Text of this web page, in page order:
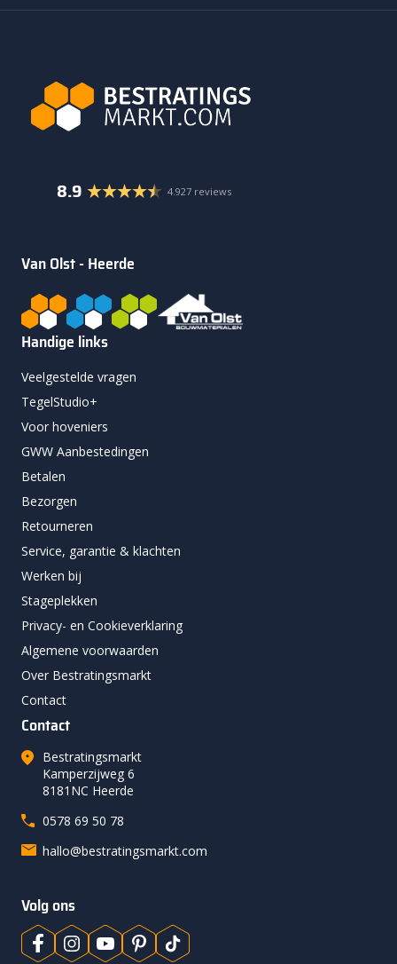
8.9 4.927 reviews
Van Olst - Heerde
Handige links
Veelgestelde vragen
TegelStudio+
Voor hoveniers
GWW Aanbestedingen
Betalen
Bezorgen
Retourneren
Service, garantie & klachten
Werken bij
Stageplekken
Privacy- en Cookieverklaring
Algemene voorwaarden
Over Bestratingsmarkt
Contact
Contact
Bestratingsmarkt
Kamperzijweg 6
8181NC Heerde
0578 69 50 78
hallo@bestratingsmarkt.com
Volg ons